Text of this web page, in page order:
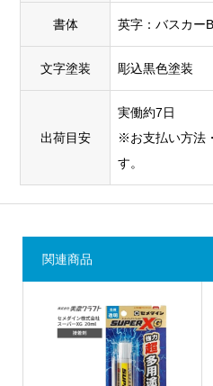
書体 英字：バスカーB
文字塗装 彫込黒色塗装
出荷目安
実働約7日
※お支払い方法
す。
関連商品